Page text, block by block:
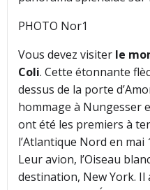
PHOTO Nor1
Vous devez visiter le
Coli. Cette étonnante
dessus de la porte
hommage à Nungesser
ont été les premiers à
l’Atlantique Nord en mai
Leur avion, l’Oiseau
destination, New York. Il